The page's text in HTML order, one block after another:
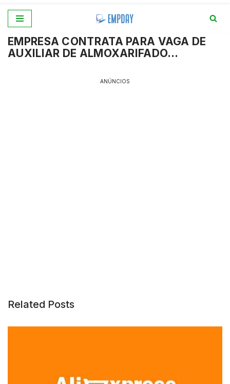
para
o
EMPRESA CONTRATA PARA VAGA DE
AUXILIAR DE ALMOXARIFADO…
ANÚNCIOS
Related Posts